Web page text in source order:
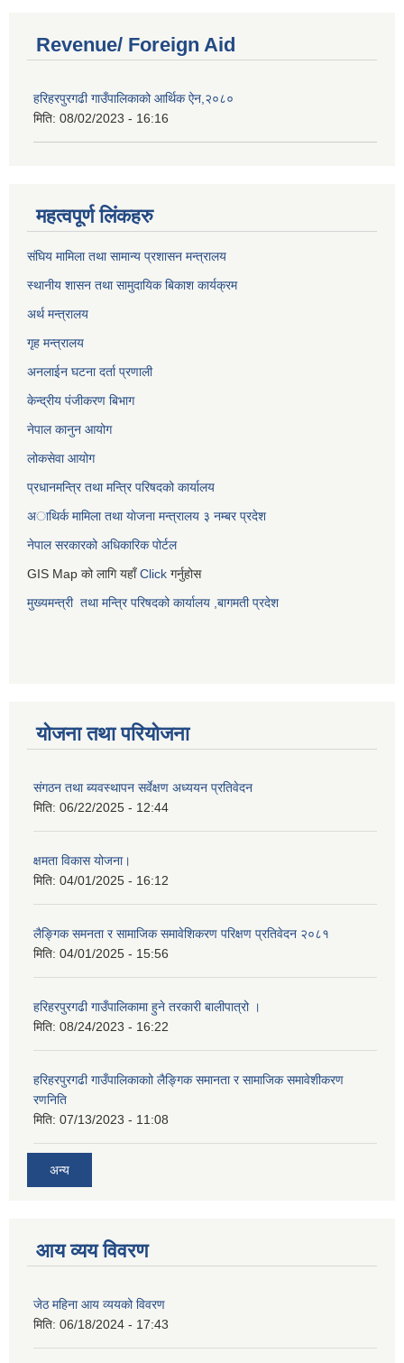
Revenue/ Foreign Aid
हरिहरपुरगढी गाउँपालिकाको आर्थिक ऐन,२०८०
मिति: 08/02/2023 - 16:16
महत्वपूर्ण लिंकहरु
संघिय मामिला तथा सामान्य प्रशासन मन्त्रालय
स्थानीय शासन तथा सामुदायिक बिकाश कार्यक्रम
अर्थ मन्त्रालय
गृह मन्त्रालय
अनलाईन घटना दर्ता प्रणाली
केन्द्रीय पंजीकरण बिभाग
नेपाल कानुन आयोग
लोकसेवा आयोग
प्रधानमन्त्रि तथा मन्त्रि परिषदको कार्यालय
अाथिर्क मामिला तथा याेजना मन्त्रालय ३ नम्बर प्रदेश
नेपाल सरकारको अधिकारिक पोर्टल
GIS Map को लागि यहाँ Click गर्नुहोस
मुख्यमन्त्री तथा मन्त्रि परिषदको कार्यालय ,बागमती प्रदेश
योजना तथा परियोजना
संगठन तथा ब्यवस्थापन सर्वेक्षण अध्ययन प्रतिवेदन
मिति: 06/22/2025 - 12:44
क्षमता विकास योजना।
मिति: 04/01/2025 - 16:12
लैङ्गिक समनता र सामाजिक समावेशिकरण परिक्षण प्रतिवेदन २०८१
मिति: 04/01/2025 - 15:56
हरिहरपुरगढी गाउँपालिकामा हुने तरकारी बालीपात्रो ।
मिति: 08/24/2023 - 16:22
हरिहरपुरगढी गाउँपालिकाकाो लैङ्गिक समानता र सामाजिक समावेशीकरण
रणनिति
मिति: 07/13/2023 - 11:08
अन्य
आय व्यय विवरण
जेठ महिना आय व्ययको विवरण
मिति: 06/18/2024 - 17:43